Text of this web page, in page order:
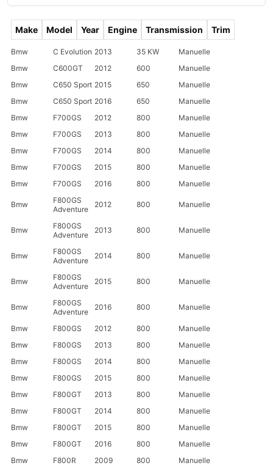
Make Model Year Engine Transmission Trim
Bmw C Evolution 2013 35 KW
Manuelle
Bmw
C600GT 2012 600
Manuelle
Bmw
C650 Sport 2015 650
Manuelle
Bmw
C650 Sport 2016 650
Manuelle
Bmw
F700GS 2012 800
Manuelle
Bmw
F700GS 2013 800
Manuelle
Bmw
F700GS 2014 800
Manuelle
Bmw
F700GS 2015 800
Manuelle
Bmw
F700GS 2016 800 Manuelle
Bmw
F800GS
Adventure
2012 800 Manuelle
Bmw
F800GS
Adventure
2013 800 Manuelle
Bmw
F800GS
Adventure
2014 800 Manuelle
Bmw
F800GS
Adventure
2015 800 Manuelle
Bmw
F800GS
Adventure
2016 800 Manuelle
Bmw F800GS 2012 800
Manuelle
Bmw
F800GS 2013 800
Manuelle
Bmw
F800GS 2014 800
Manuelle
Bmw
F800GS 2015 800
Manuelle
Bmw
F800GT 2013 800
Manuelle
Bmw
F800GT 2014 800
Manuelle
Bmw
F800GT 2015 800
Manuelle
Bmw
F800GT 2016 800
Manuelle
Bmw
F800R 2009 800
Manuelle